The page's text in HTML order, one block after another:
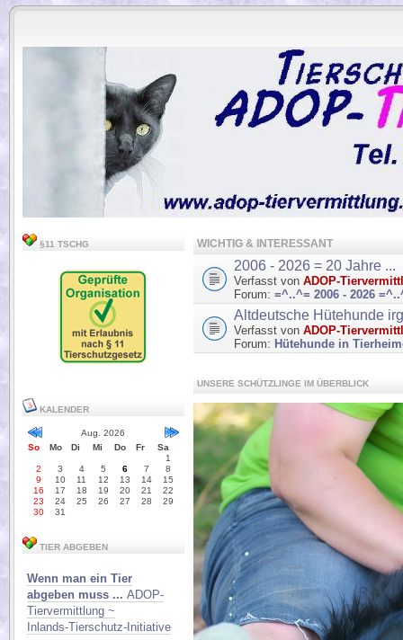
.
§11 TSCHG
KALENDER
Aug. 2026
So
Mo Di Mi Do Fr
Sa
1
2
3 4 5 6 7
8
9
10 11 12 13 14
15
16
17 18 19 20 21
22
23
24 25 26 27 28
29
30
31
TIER ABGEBEN
Wenn man ein Tier
abgeben muss ... ADOP-
Tiervermittlung ~
Inlands-Tierschutz-Initiative
WICHTIG & INTERESSANT
2006 - 2026 = 20 Jahre ...
Verfasst von ADOP-
Forum: =^..^= 2006 - 2026
Altdeutsche Hütehunde
Verfasst von ADOP-
Forum: Hütehunde in
UNSERE SCHÜTZLINGE IM ÜBERBLICK